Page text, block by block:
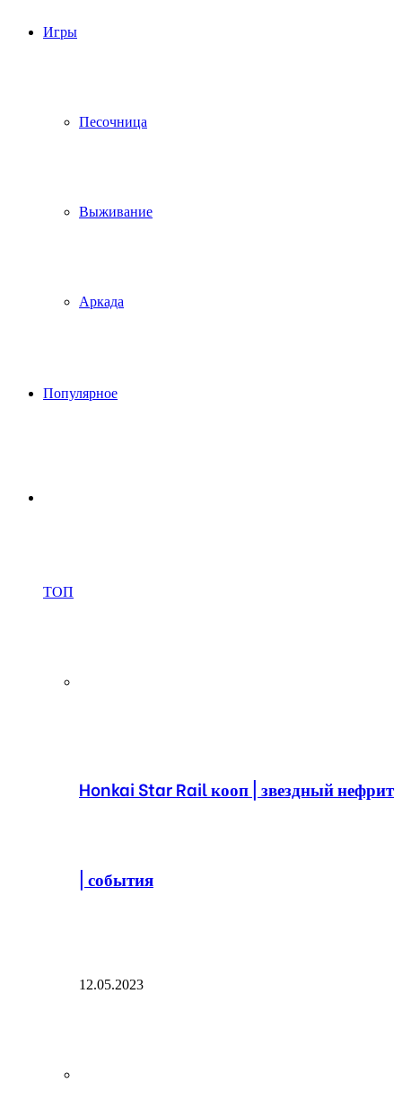
Игры
Песочница
Выживание
Аркада
Популярное
ТОП
Honkai Star Rail кооп | звездный нефрит
| события
12.05.2023